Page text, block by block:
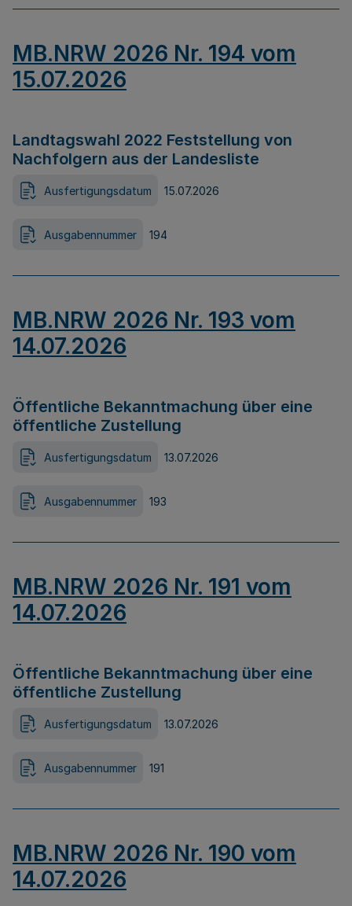
MB.NRW 2026 Nr. 194 vom
15.07.2026
Landtagswahl 2022 Feststellung von
Nachfolgern aus der Landesliste
Ausfertigungsdatum 15.07.2026
Ausgabennummer 194
MB.NRW 2026 Nr. 193 vom
14.07.2026
Öffentliche Bekanntmachung über eine
öffentliche Zustellung
Ausfertigungsdatum 13.07.2026
Ausgabennummer 193
MB.NRW 2026 Nr. 191 vom
14.07.2026
Öffentliche Bekanntmachung über eine
öffentliche Zustellung
Ausfertigungsdatum 13.07.2026
Ausgabennummer 191
MB.NRW 2026 Nr. 190 vom
14.07.2026